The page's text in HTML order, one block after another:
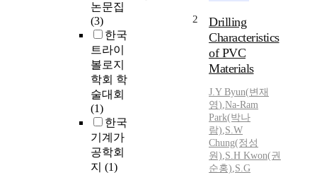
논문집
(3)
한국
트라이
볼로지
학회 학
술대회
(1)
한국
기계가
공학회
지 (1)
2
Drilling
Characteristics
of PVC
Materials
J.Y Byun(변재
영),Na-Ram
Park(박나
람),S.W
Chung(정성
원),S.H Kwon(권
순홍),S.G